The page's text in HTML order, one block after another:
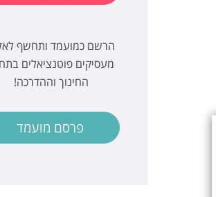
הרשם כמועמד ותחשף
מעסיקים פוטנציאלים
החינוך וההדרכה!
פרסם מועמד